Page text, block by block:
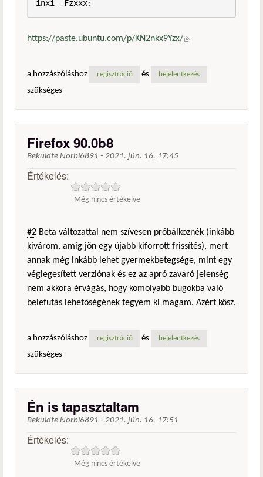
inxi -Fzxxx:
https://paste.ubuntu.com/p/KN2nkx9Yzx/(külső
a hozzászóláshoz regisztráció és bejelentkezés
szükséges
Firefox 90.0b8
Beküldte Norbi6891 - 2021. jún. 16. 17:45
Értékelés:
Még nincs értékelve
#2 Beta változattal nem szívesen próbálkoznék (inkább
kivárom, amíg jön egy újabb kiforrott frissítés), mert
annak még inkább lehet gyermekbetegsége, mint egy
véglegesített verziónak és ez az apró zavaró jelenség
nem akkora érvágás, hogy komolyabb bugokba való
belefutás lehetőségének tegyem ki magam. Azért kösz.
a hozzászóláshoz regisztráció és bejelentkezés
szükséges
Én is tapasztaltam
Beküldte Norbi6891 - 2021. jún. 16. 17:51
Értékelés:
Még nincs értékelve